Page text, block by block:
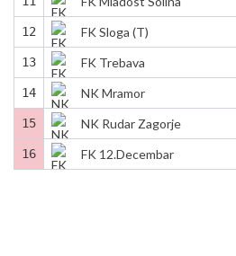
12 FK Sloga (T)
13 FK Trebava
14 NK Mramor
15 NK Rudar Zagorje
16 FK 12.Decembar